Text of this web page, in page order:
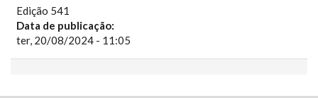
Edição 541
Data de publicação:
ter, 20/08/2024 - 11:05